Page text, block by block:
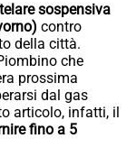
sospensiva
contro
della città.
che
prossima
dal gas
articolo, infatti, il
fino a 5